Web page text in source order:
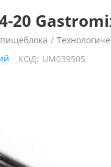
20
/
КОД: UM039505